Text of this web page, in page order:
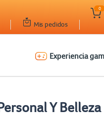
Mis pedidos
0
Experiencia
Y Belleza